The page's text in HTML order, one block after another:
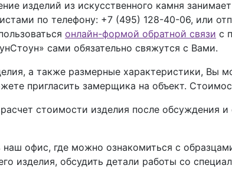
изделий из искусственного камня
по телефону: +7 (495) 128-40-06, или
онлайн-формой обратной связи с
сами обязательно свяжутся с Вами.
а также размерные характеристики, Вы
пригласить замерщика на объект.
стоимости изделия после обсуждения и
офис, где можно ознакомиться с
изделия, обсудить детали работы со